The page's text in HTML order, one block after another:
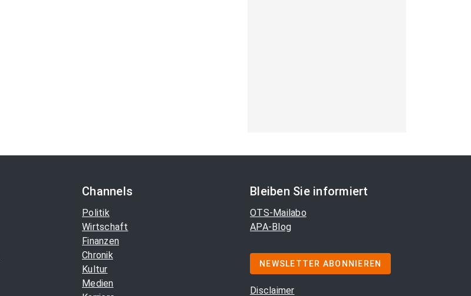
Channels
Politik
Wirtschaft
Finanzen
Chronik
Kultur
Medien
Bleiben Sie informiert
OTS-Mailabo
APA-Blog
NEWSLETTER ABONNIEREN
Disclaimer